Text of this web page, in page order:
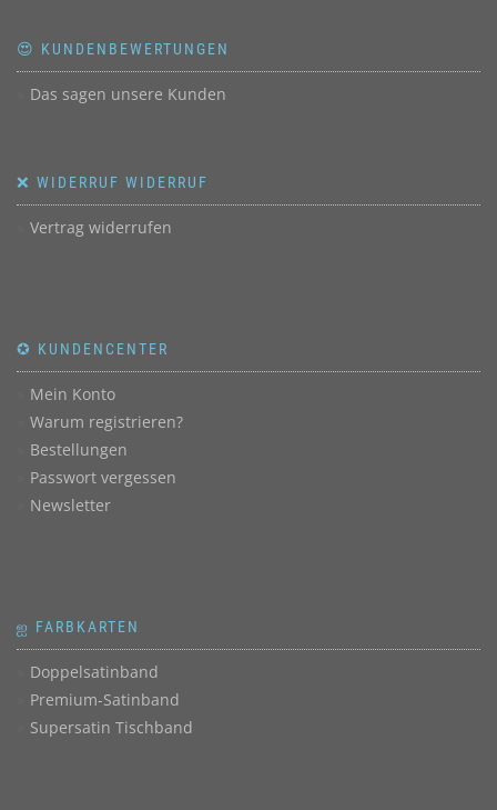
😍 KUNDENBEWERTUNGEN
Das sagen unsere Kunden
❌ WIDERRUF WIDERRUF
Vertrag widerrufen
✪ KUNDENCENTER
Mein Konto
Warum registrieren?
Bestellungen
Passwort vergessen
Newsletter
ஐ FARBKARTEN
Doppelsatinband
Premium-Satinband
Supersatin Tischband